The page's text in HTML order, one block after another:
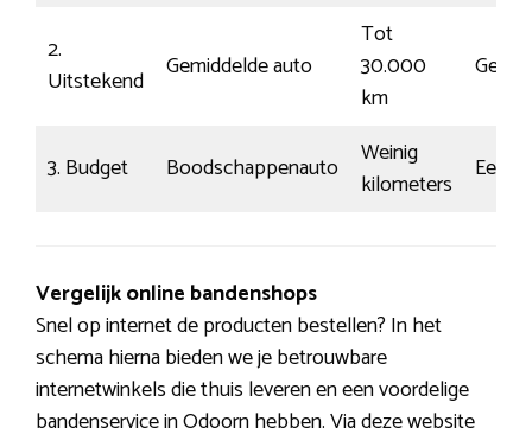
2.
Uitstekend
Gemiddelde auto
Tot
30.000
km
3. Budget Boodschappenauto
Weinig
kilometers
Vergelijk online bandenshops
Snel op internet de producten bestellen? In het
schema hierna bieden we je betrouwbare
internetwinkels die thuis leveren en een voordelige